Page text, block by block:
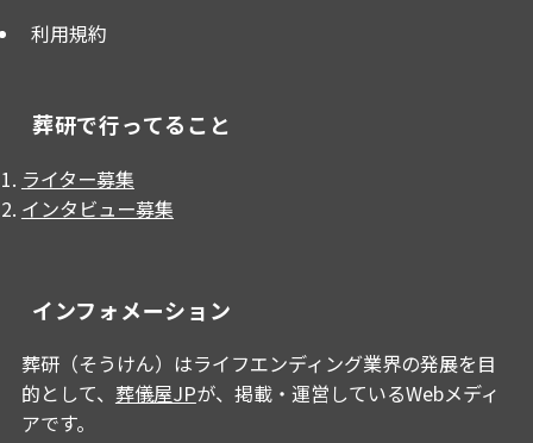
利用規約
葬研で行ってること
ライター募集
インタビュー募集
インフォメーション
葬研（そうけん）はライフエンディング業界の発展を目
的として、 葬儀屋JPが、掲載・運営しているWebメディ
アです。